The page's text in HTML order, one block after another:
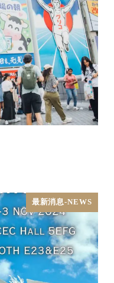
最新消息-NEWS